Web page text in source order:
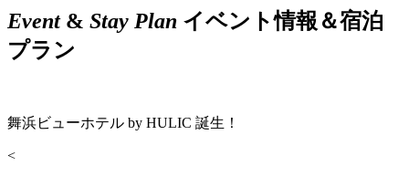
Event& Stay Plan イベント情報＆宿泊
プラン
舞浜ビューホテル by HULIC 誕生！
<